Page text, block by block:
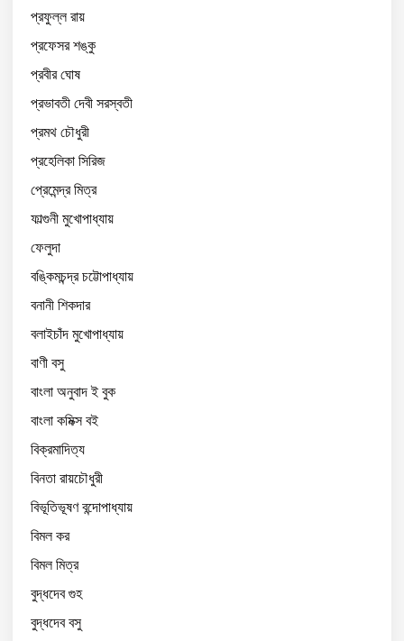
প্রফুল্ল রায়
প্রফেসর শঙ্কু
প্রবীর ঘোষ
প্রভাবতী দেবী সরস্বতী
প্রমথ চৌধুরী
প্রহেলিকা সিরিজ
প্রেমেন্দ্র মিত্র
ফাল্গুনী মুখোপাধ্যায়
ফেলুদা
বঙ্কিমচন্দ্র চট্টোপাধ্যায়
বনানী শিকদার
বলাইচাঁদ মুখোপাধ্যায়
বাণী বসু
বাংলা অনুবাদ ই বুক
বাংলা কমিক্স বই
বিক্রমাদিত্য
বিনতা রায়চৌধুরী
বিভূতিভূষণ বন্দোপাধ্যায়
বিমল কর
বিমল মিত্র
বুদ্ধদেব গুহ
বুদ্ধদেব বসু